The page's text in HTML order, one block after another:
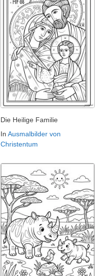
Die Heilige Familie
In Ausmalbilder von
Christentum